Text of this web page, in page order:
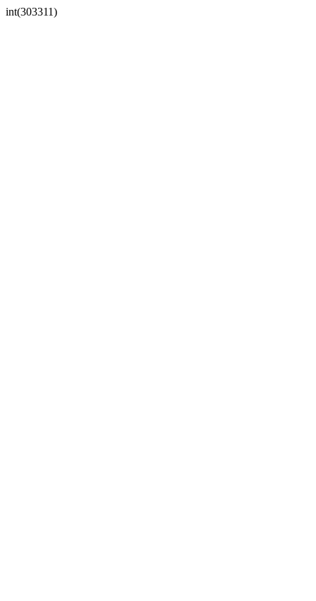
int(303311)